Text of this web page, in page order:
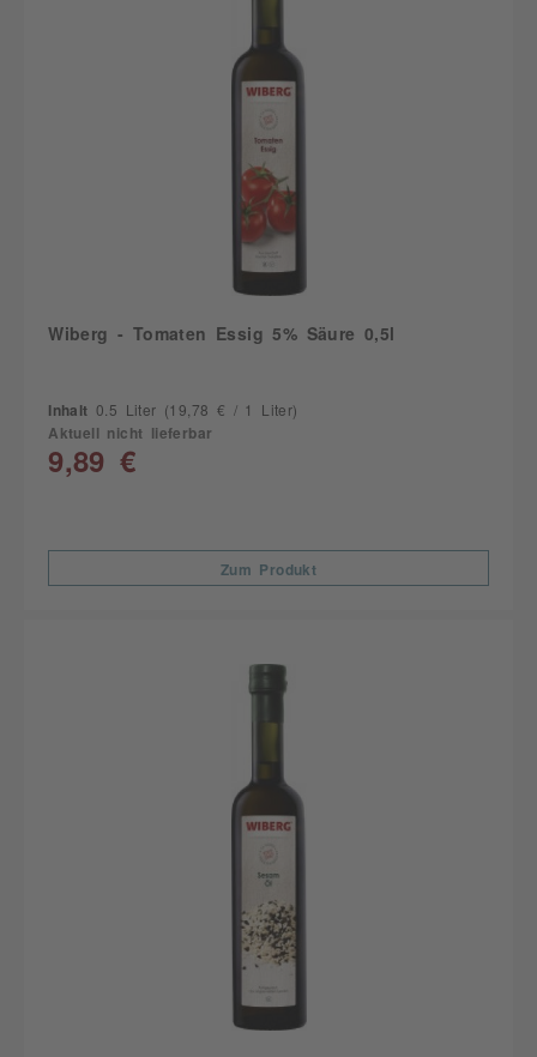
Wiberg - Tomaten Essig 5% Säure 0,5l
Inhalt 0.5 Liter (19,78 € / 1 Liter)
Aktuell nicht lieferbar
9,89 €
Zum Produkt